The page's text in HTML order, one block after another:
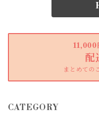
11,000
配
まとめての
CATEGORY